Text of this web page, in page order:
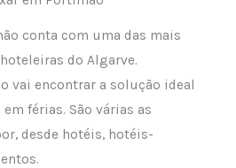
conta com uma das mais
do Algarve.
vai encontrar a solução ideal
férias. São várias as
desde hotéis, hotéis-